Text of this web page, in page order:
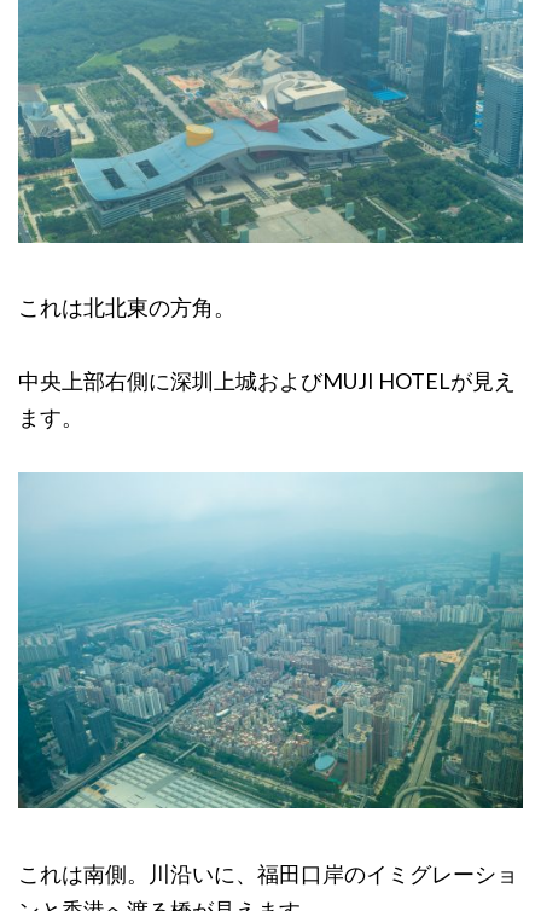
これは北北東の方角。
中央上部右側に深圳上城およびMUJI HOTELが見え
ます。
これは南側。川沿いに、福田口岸のイミグレーショ